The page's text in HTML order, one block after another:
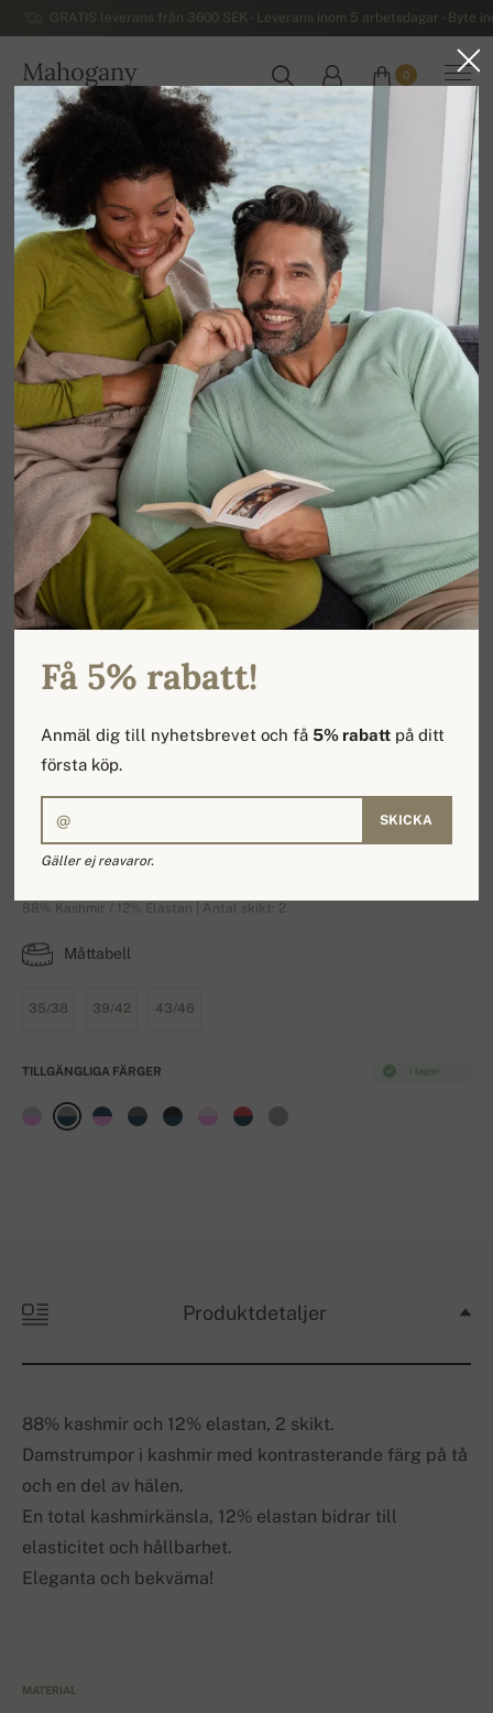
GRATIS leverans från 3600 SEK - Leverans inom 5 arbetsdagar - Byte
Mahogany
SVERIGE
0
Hem
Frontibus
88% Kashmir / 12% Elastan | Antal skikt: 2
Måttabell
35/38 39/42 43/46
I lager
TILLGÄNGLIGA FÄRGER
Produktdetaljer
88% kashmir och 12% elastan, 2 skikt.
Damstrumpor i kashmir med kontrasterande färg på tå
och en del av hälen.
En total kashmirkänsla, 12% elastan bidrar till
elasticitet och hållbarhet.
Eleganta och bekväma!
MATERIAL
Få 5% rabatt!
Anmäl dig till nyhetsbrevet och få5% rabatt på ditt
första köp.
SKICKA
Gäller ej reavaror.